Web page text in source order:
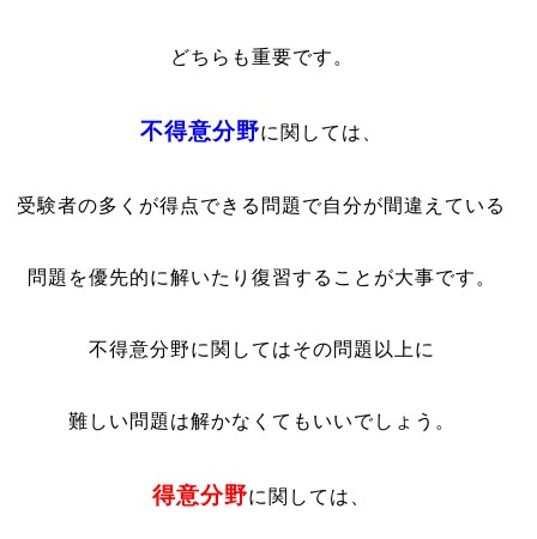
どちらも重要です。
不得意分野に関しては、
受験者の多くが得点できる問題で自分が間違えている
問題を優先的に解いたり復習することが大事です。
不得意分野に関してはその問題以上に
難しい問題は解かなくてもいいでしょう。
得意分野に関しては、